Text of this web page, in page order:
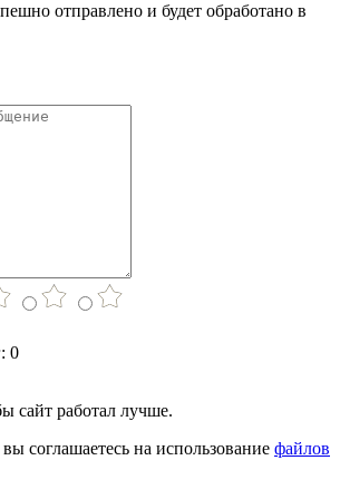
отправлено и будет обработано в
0
сайт работал лучше.
соглашаетесь на использование файлов